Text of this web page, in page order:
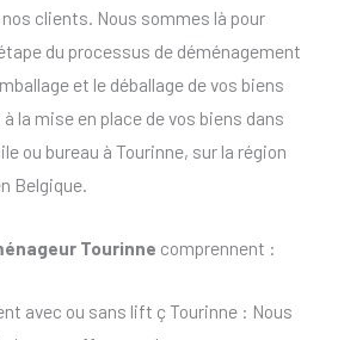
clients. Nous sommes là pour
du processus de déménagement
et le déballage de vos biens
la mise en place de vos biens dans
ou bureau à Tourinne, sur la région
Belgique.
Tourinne comprennent :
avec ou sans lift ç Tourinne : Nous